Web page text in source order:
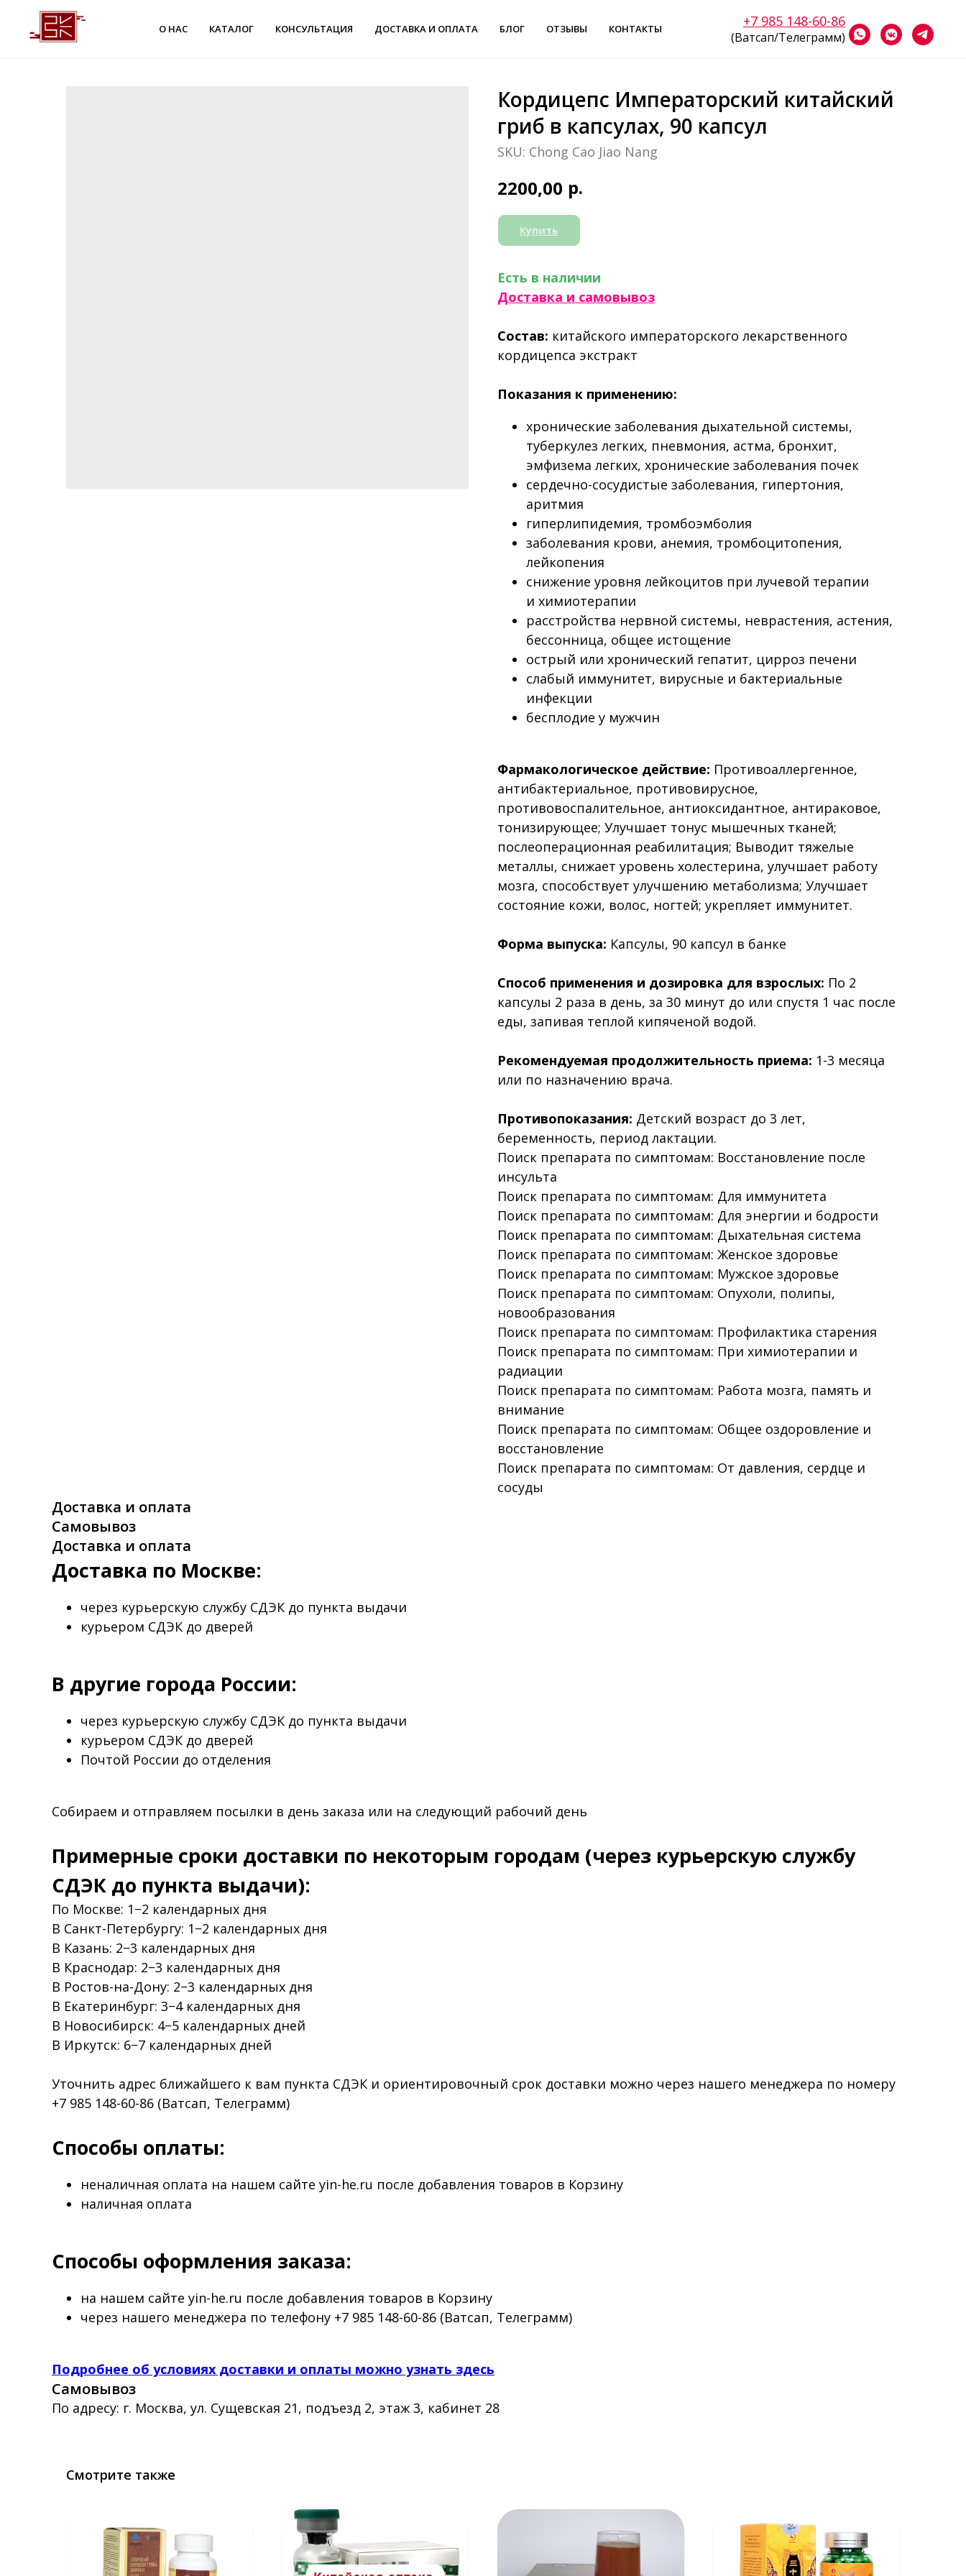
О НАС КАТАЛОГ КОНСУЛЬТАЦИЯ ДОСТАВКА И ОПЛАТА БЛОГ ОТЗЫВЫ КОНТАКТЫ +7 985 148-60-86
(Ватсап/Телеграмм)
Кордицепс Императорский китайский
гриб в капсулах, 90 капсул
SKU: Chong Cao Jiao Nang
2200,00 р.
Купить
Есть в наличии
Доставка и самовывоз
Состав: китайского императорского лекарственного
кордицепса экстракт
Показания к применению:
хронические заболевания дыхательной системы,
туберкулез легких, пневмония, астма, бронхит,
эмфизема легких, хронические заболевания почек
сердечно-сосудистые заболевания, гипертония,
аритмия
гиперлипидемия, тромбоэмболия
заболевания крови, анемия, тромбоцитопения,
лейкопения
снижение уровня лейкоцитов при лучевой терапии
и химиотерапии
расстройства нервной системы, неврастения, астения,
бессонница, общее истощение
острый или хронический гепатит, цирроз печени
слабый иммунитет, вирусные и бактериальные
инфекции
бесплодие у мужчин
Фармакологическое действие: Противоаллергенное,
антибактериальное, противовирусное,
противовоспалительное, антиоксидантное, антираковое,
тонизирующее; Улучшает тонус мышечных тканей;
послеоперационная реабилитация; Выводит тяжелые
металлы, снижает уровень холестерина, улучшает работу
мозга, способствует улучшению метаболизма; Улучшает
состояние кожи, волос, ногтей; укрепляет иммунитет.
Форма выпуска: Капсулы, 90 капсул в банке
Способ применения и дозировка для взрослых: По 2
капсулы 2 раза в день, за 30 минут до или спустя 1 час после
еды, запивая теплой кипяченой водой.
Рекомендуемая продолжительность приема: 1-3 месяца
или по назначению врача.
Противопоказания: Детский возраст до 3 лет,
беременность, период лактации.
Поиск препарата по симптомам: Восстановление после
инсульта
Поиск препарата по симптомам: Для иммунитета
Поиск препарата по симптомам: Для энергии и бодрости
Поиск препарата по симптомам: Дыхательная система
Поиск препарата по симптомам: Женское здоровье
Поиск препарата по симптомам: Мужское здоровье
Поиск препарата по симптомам: Опухоли, полипы,
новообразования
Поиск препарата по симптомам: Профилактика старения
Поиск препарата по симптомам: При химиотерапии и
радиации
Поиск препарата по симптомам: Работа мозга, память и
внимание
Поиск препарата по симптомам: Общее оздоровление и
восстановление
Поиск препарата по симптомам: От давления, сердце и
сосуды
Доставка и оплата
Самовывоз
Доставка и оплата
Доставка по Москве:
через курьерскую службу СДЭК до пункта выдачи
курьером СДЭК до дверей
В другие города России:
через курьерскую службу СДЭК до пункта выдачи
курьером СДЭК до дверей
Почтой России до отделения
Собираем и отправляем посылки в день заказа или на следующий рабочий день
Примерные сроки доставки по некоторым городам (через курьерскую службу
СДЭК до пункта выдачи):
По Москве: 1−2 календарных дня
В Санкт-Петербургу: 1−2 календарных дня
В Казань: 2−3 календарных дня
В Краснодар: 2−3 календарных дня
В Ростов-на-Дону: 2−3 календарных дня
В Екатеринбург: 3−4 календарных дня
В Новосибирск: 4−5 календарных дней
В Иркутск: 6−7 календарных дней
Уточнить адрес ближайшего к вам пункта СДЭК и ориентировочный срок доставки можно через нашего менеджера по номеру
+7 985 148-60-86 (Ватсап, Телеграмм)
Способы оплаты:
неналичная оплата на нашем сайте yin-he.ru после добавления товаров в Корзину
наличная оплата
Способы оформления заказа:
на нашем сайте yin-he.ru после добавления товаров в Корзину
через нашего менеджера по телефону +7 985 148-60-86 (Ватсап, Телеграмм)
Подробнее об условиях доставки и оплаты можно узнать здесь
Самовывоз
По адресу: г. Москва, ул. Сущевская 21, подъезд 2, этаж 3, кабинет 28
Смотрите также